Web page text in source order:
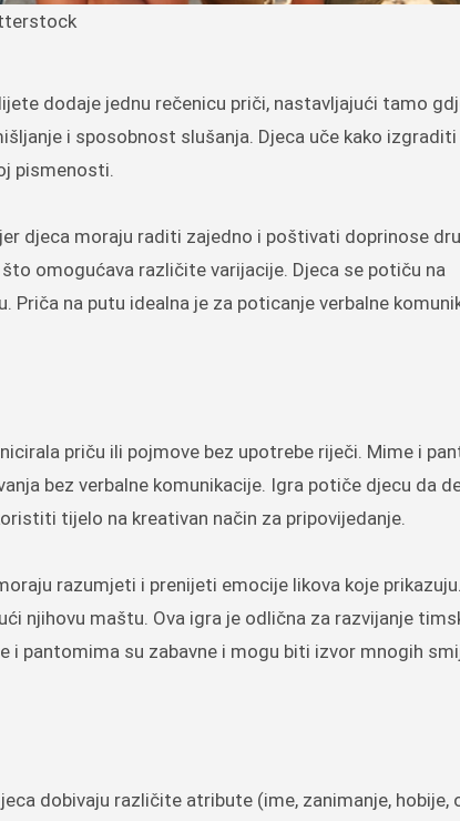
dodaje jednu rečenicu priči, nastavljajući tamo
i sposobnost slušanja. Djeca uče kako izgraditi
pismenosti.
djeca moraju raditi zajedno i poštivati doprinose
omogućava različite varijacije. Djeca se potiču na
Priča na putu idealna je za poticanje verbalne
priču ili pojmove bez upotrebe riječi. Mime i
bez verbalne komunikacije. Igra potiče djecu da
tijelo na kreativan način za pripovijedanje.
razumjeti i prenijeti emocije likova koje
njihovu maštu. Ova igra je odlična za razvijanje
i pantomima su zabavne i mogu biti izvor mnogih
dobivaju različite atribute (ime, zanimanje, hobije,